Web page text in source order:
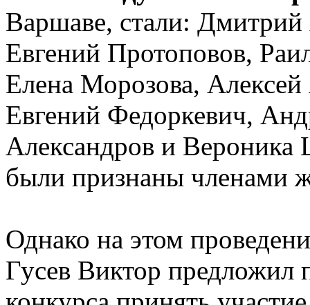
Варшаве, стали: Дмитрий
Евгений Протоповов,
Елена Морозова,
Евгений Федоркевич,
Александров и
были признаны членами
Однако на этом
Гусев Виктор предложил